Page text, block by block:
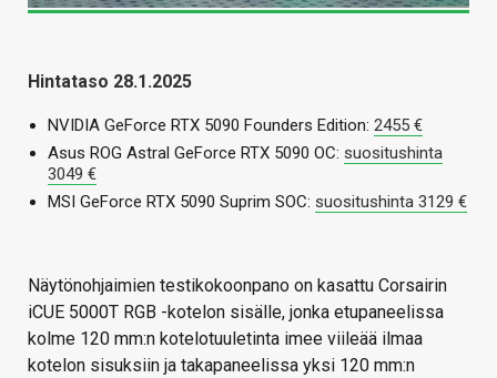
Hintataso 28.1.2025
NVIDIA GeForce RTX 5090 Founders Edition: 2455 €
Asus ROG Astral GeForce RTX 5090 OC: suositushinta
3049 €
MSI GeForce RTX 5090 Suprim SOC: suositushinta 3129 €
Näytönohjaimien testikokoonpano on kasattu Corsairin
iCUE 5000T RGB -kotelon sisälle, jonka etupaneelissa
kolme 120 mm:n kotelotuuletinta imee viileää ilmaa
kotelon sisuksiin ja takapaneelissa yksi 120 mm:n